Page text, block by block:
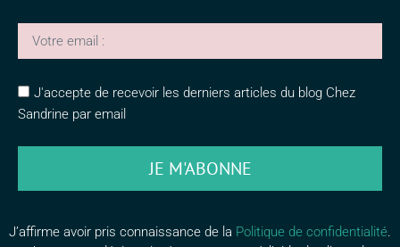
J'accepte de recevoir les derniers articles du blog Chez
Sandrine par email
JE M'ABONNE
J’affirme avoir pris connaissance de la Politique de confidentialité.